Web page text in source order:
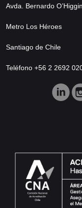
Avda. Bernardo
Metro Los Héroes
Santiago de Chile
Teléfono +56 2 2692